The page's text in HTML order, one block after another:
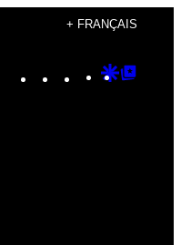
+ FRANÇAIS
Instagram
TikTok
YouTube
Google